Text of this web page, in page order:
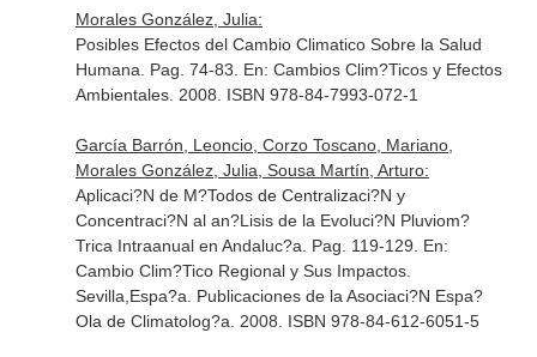
Morales González, Julia:
Posibles Efectos del Cambio Climatico Sobre la Salud
Humana. Pag. 74-83. En: Cambios Clim?Ticos y Efectos
Ambientales. 2008. ISBN 978-84-7993-072-1
García Barrón, Leoncio, Corzo Toscano, Mariano,
Morales González, Julia, Sousa Martín, Arturo:
Aplicaci?N de M?Todos de Centralizaci?N y
Concentraci?N al an?Lisis de la Evoluci?N Pluviom?
Trica Intraanual en Andaluc?a. Pag. 119-129. En:
Cambio Clim?Tico Regional y Sus Impactos.
Sevilla,Espa?a. Publicaciones de la Asociaci?N Espa?
Ola de Climatolog?a. 2008. ISBN 978-84-612-6051-5